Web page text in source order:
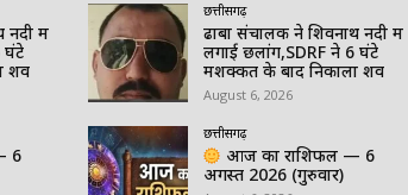
नदी में
घंटे
शव
6
छत्तीसगढ़
ढाबा संचालक ने शिवनाथ नदी में
लगाई छलांग,SDRF ने 6 घंटे
मशक्कत के बाद निकाला शव
August 6, 2026
छत्तीसगढ़
आज का राशिफल — 6
अगस्त 2026 (गुरुवार)